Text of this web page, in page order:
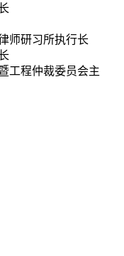
师研习所执行长
工程仲裁委员会主